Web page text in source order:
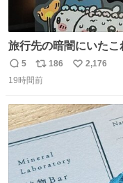
旅行先の暗闇にいた
た 子どもたちも怖が
感じのお話なんですか
返
信
5
リ
ポ
ト
数
186
い
数
2,176
19時間前